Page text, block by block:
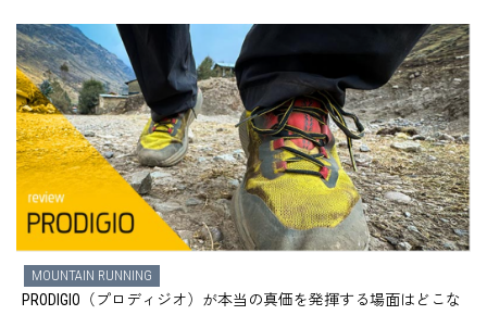
MOUNTAIN RUNNING
PRODIGIO（プロディジオ）が本当の真価を発揮する場面はどこな